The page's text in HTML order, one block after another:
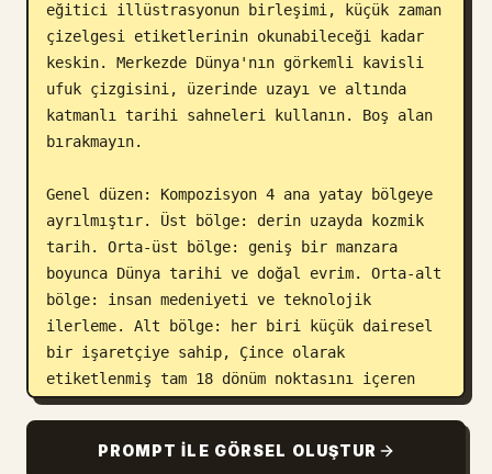
eğitici illüstrasyonun birleşimi, küçük zaman
çizelgesi etiketlerinin okunabileceği kadar
keskin. Merkezde Dünya'nın görkemli kavisli
ufuk çizgisini, üzerinde uzayı ve altında
katmanlı tarihi sahneleri kullanın. Boş alan
bırakmayın.
Genel düzen: Kompozisyon 4 ana yatay bölgeye
ayrılmıştır. Üst bölge: derin uzayda kozmik
tarih. Orta-üst bölge: geniş bir manzara
boyunca Dünya tarihi ve doğal evrim. Orta-alt
bölge: insan medeniyeti ve teknolojik
ilerleme. Alt bölge: her biri küçük dairesel
bir işaretçiye sahip, Çince olarak
etiketlenmiş tam 18 dönüm noktasını içeren
sürekli altın rengi bir zaman çizelgesi
PROMPT ILE GÖRSEL OLUŞTUR